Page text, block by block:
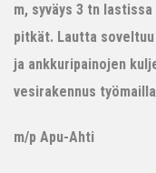
m, syväys 3 tn
pitkät. Lautta
ja ankkuripainojen
vesirakennus
m/p Apu-Ahti